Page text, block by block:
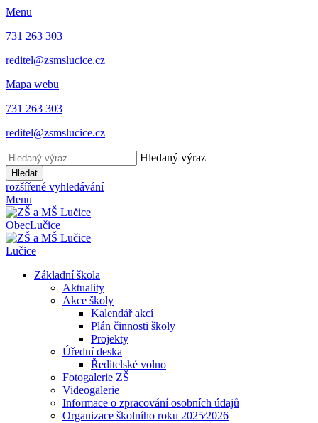
Menu
731 263 303
reditel@zsmslucice.cz
Mapa webu
731 263 303
reditel@zsmslucice.cz
Hledaný výraz
Hledat
rozšířené vyhledávání
Menu
ObecLučice
Lučice
Základní škola
Aktuality
Akce školy
Kalendář akcí
Plán činnosti školy
Projekty
Úřední deska
Ředitelské volno
Fotogalerie ZŠ
Videogalerie
Informace o zpracování osobních údajů
Organizace školního roku 2025⁄2026